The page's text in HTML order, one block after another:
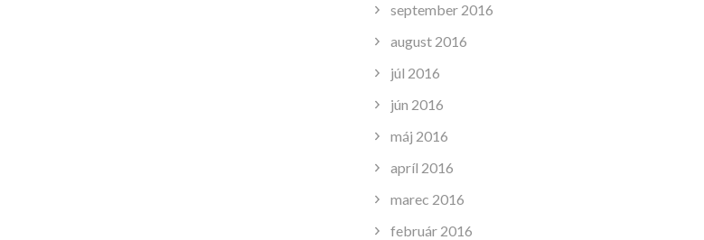
september 2016
august 2016
júl 2016
jún 2016
máj 2016
apríl 2016
marec 2016
február 2016